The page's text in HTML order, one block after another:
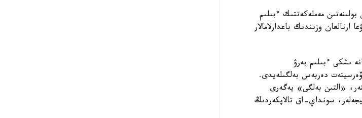
مەملەكەتتىك ءبىلىم
ارنالعان وزىندىك باعدارلامالار
ىشكى ءبىلىم بەرۋ
دەربەس بەلگىلەيدى.
«التىن بەلگى» يەگەرى
سونداي-اق تالاپكەردىڭ